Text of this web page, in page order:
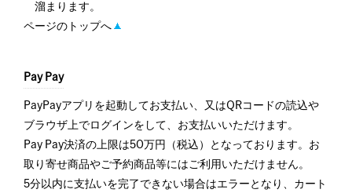
溜まります。
ページのトップへ
Pay Pay
PayPayアプリを起動してお支払い、又はQRコードの読込や
ブラウザ上でログインをして、お支払いいただけます。
Pay Pay決済の上限は50万円（税込）となっております。お
取り寄せ商品やご予約商品等にはご利用いただけません。
5分以内に支払いを完了できない場合はエラーとなり、カート